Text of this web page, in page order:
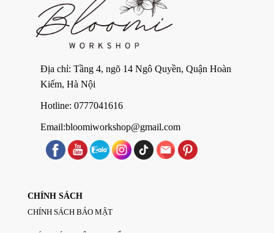
Địa chỉ: Tầng 4, ngõ 14 Ngô Quyền, Quận Hoàn
Kiếm, Hà Nội
Hotline: 0777041616
Email:bloomiworkshop@gmail.com
CHÍNH SÁCH
CHÍNH SÁCH BẢO MẬT